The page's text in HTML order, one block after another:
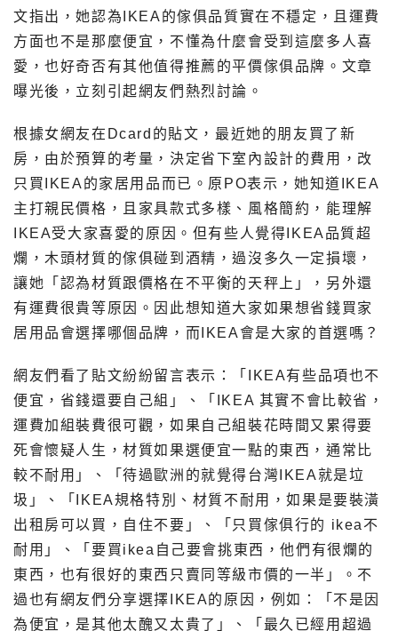
文指出，她認為IKEA的傢俱品質實在不穩定，且運費
方面也不是那麼便宜，不懂為什麼會受到這麼多人喜
愛，也好奇否有其他值得推薦的平價傢俱品牌。文章
曝光後，立刻引起網友們熱烈討論。
根據女網友在Dcard的貼文，最近她的朋友買了新
房，由於預算的考量，決定省下室內設計的費用，改
只買IKEA的家居用品而已。原PO表示，她知道IKEA
主打親民價格，且家具款式多樣、風格簡約，能理解
IKEA受大家喜愛的原因。但有些人覺得IKEA品質超
爛，木頭材質的傢俱碰到酒精，過沒多久一定損壞，
讓她「認為材質跟價格在不平衡的天秤上」，另外還
有運費很貴等原因。因此想知道大家如果想省錢買家
居用品會選擇哪個品牌，而IKEA會是大家的首選嗎？
網友們看了貼文紛紛留言表示：「IKEA有些品項也不
便宜，省錢還要自己組」、「IKEA 其實不會比較省，
運費加組裝費很可觀，如果自己組裝花時間又累得要
死會懷疑人生，材質如果選便宜一點的東西，通常比
較不耐用」、「待過歐洲的就覺得台灣IKEA就是垃
圾」、「IKEA規格特別、材質不耐用，如果是要裝潢
出租房可以買，自住不要」、「只買傢俱行的 ikea不
耐用」、「要買ikea自己要會挑東西，他們有很爛的
東西，也有很好的東西只賣同等級市價的一半」。不
過也有網友們分享選擇IKEA的原因，例如：「不是因
為便宜，是其他太醜又太貴了」、「最久已經用超過